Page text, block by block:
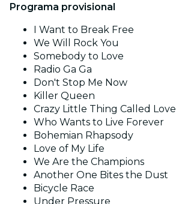
Programa provisional
I Want to Break Free
We Will Rock You
Somebody to Love
Radio Ga Ga
Don't Stop Me Now
Killer Queen
Crazy Little Thing Called Love
Who Wants to Live Forever
Bohemian Rhapsody
Love of My Life
We Are the Champions
Another One Bites the Dust
Bicycle Race
Under Pressure